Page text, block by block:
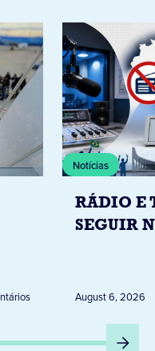
Notícias
RÁDIO E
SEGUIR
DESTA
August 6, 2026